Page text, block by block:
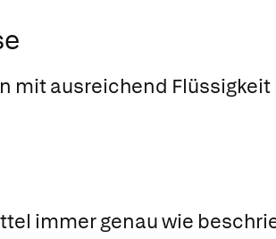
mit ausreichend
immer genau wie